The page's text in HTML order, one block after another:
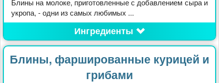
укропа, - одни из самых любимых ...
Ингредиенты
Блины, фаршированные курицей и
грибами